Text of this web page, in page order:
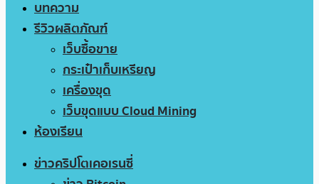
บทความ
รีวิวผลิตภัณฑ์
เว็บซื้อขาย
กระเป๋าเก็บเหรียญ
เครื่องขุด
เว็บขุดแบบ Cloud Mining
ห้องเรียน
ข่าวคริปโตเคอเรนซี่